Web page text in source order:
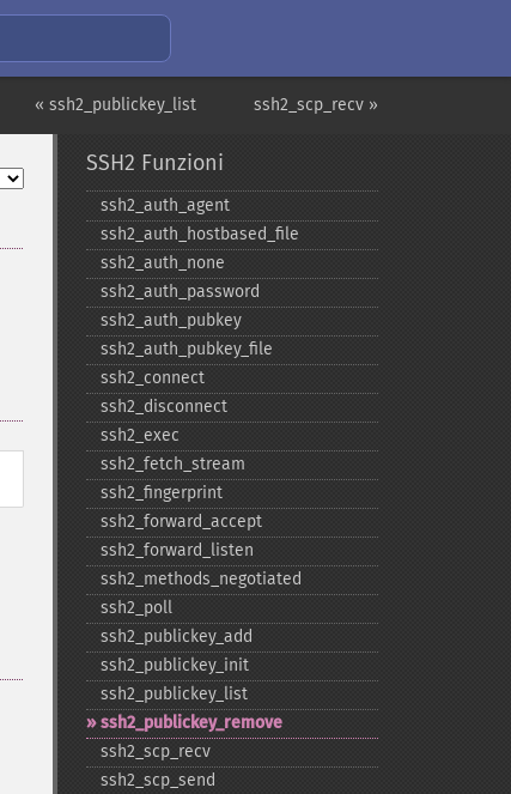
ssh2_scp_recv »
« ssh2_publickey_list
SSH2 Funzioni
ssh2_​auth_​agent
ssh2_​auth_​hostbased_​file
ssh2_​auth_​none
ssh2_​auth_​password
ssh2_​auth_​pubkey
ssh2_​auth_​pubkey_​file
ssh2_​connect
ssh2_​disconnect
ssh2_​exec
ssh2_​fetch_​stream
ssh2_​fingerprint
ssh2_​forward_​accept
ssh2_​forward_​listen
ssh2_​methods_​negotiated
ssh2_​poll
ssh2_​publickey_​add
ssh2_​publickey_​init
ssh2_​publickey_​list
ssh2_​publickey_​remove
ssh2_​scp_​recv
ssh2_​scp_​send